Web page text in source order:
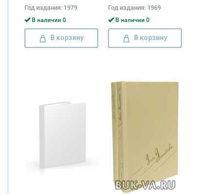
Фадеев
Год издания: 1979
В наличии 0
В корзину
Год издания: 1969
В наличии 0
В корзину